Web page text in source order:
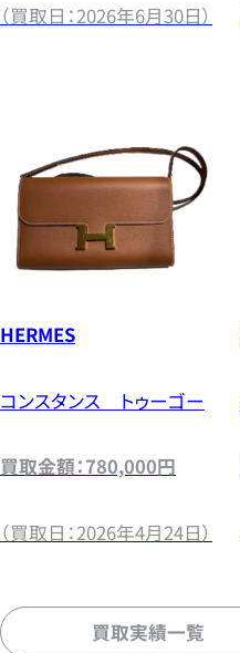
（買取日：2026年6月30日）
HERMES
コンスタンス トゥーゴー
買取金額：780,000円
（買取日：2026年4月24日）
買取実績一覧